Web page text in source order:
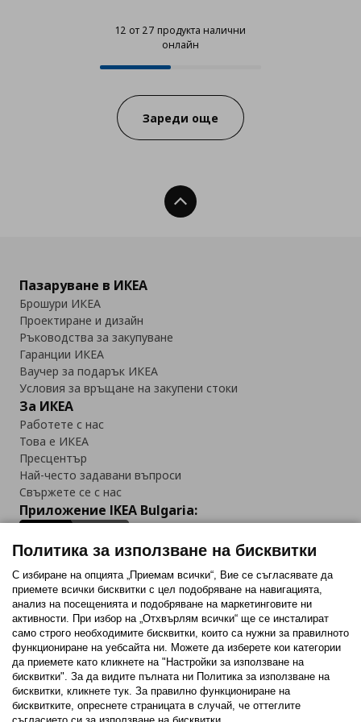
12 от 27 продукта налични
онлайн
12 от 27 продукта налични
Progress:
Зареди още
Нагоре
Пазаруване в ИКЕА
Брошури ИКЕА
Проектиране и дизайн
Ръководства за закупуване
Гаранции ИКЕА
Ваучер за подарък ИКЕА
Условия за връщане на закупени стоки
За ИКЕА
Работете с нас
Това е ИКЕА
Пресцентър
Най-често задавани въпроси
Свържете се с нас
Приложение IKEA Bulgaria:
Последвайте ни:
FacebookTwitterYoutubePinterestInstagram
Политика за използване на бисквитки
С избиране на опцията „Приемам всички“, Вие се съгласявате да
приемете всички бисквитки с цел подобряване на навигацията,
анализ на посещенията и подобряване на маркетинговите ни
активности. При избор на „Отхвърлям всички“ ще се инсталират
само строго необходимитe бисквитки, които са нужни за правилното
функциониране на уебсайта ни. Можете да изберете кои категории
да приемете като кликнете на "Настройки за използване на
бисквитки". За да видите пълната ни Политика за използване на
бисквитки, кликнете тук. За правилно функциониране на
бисквитките, опреснете страницата в случай, че оттеглите